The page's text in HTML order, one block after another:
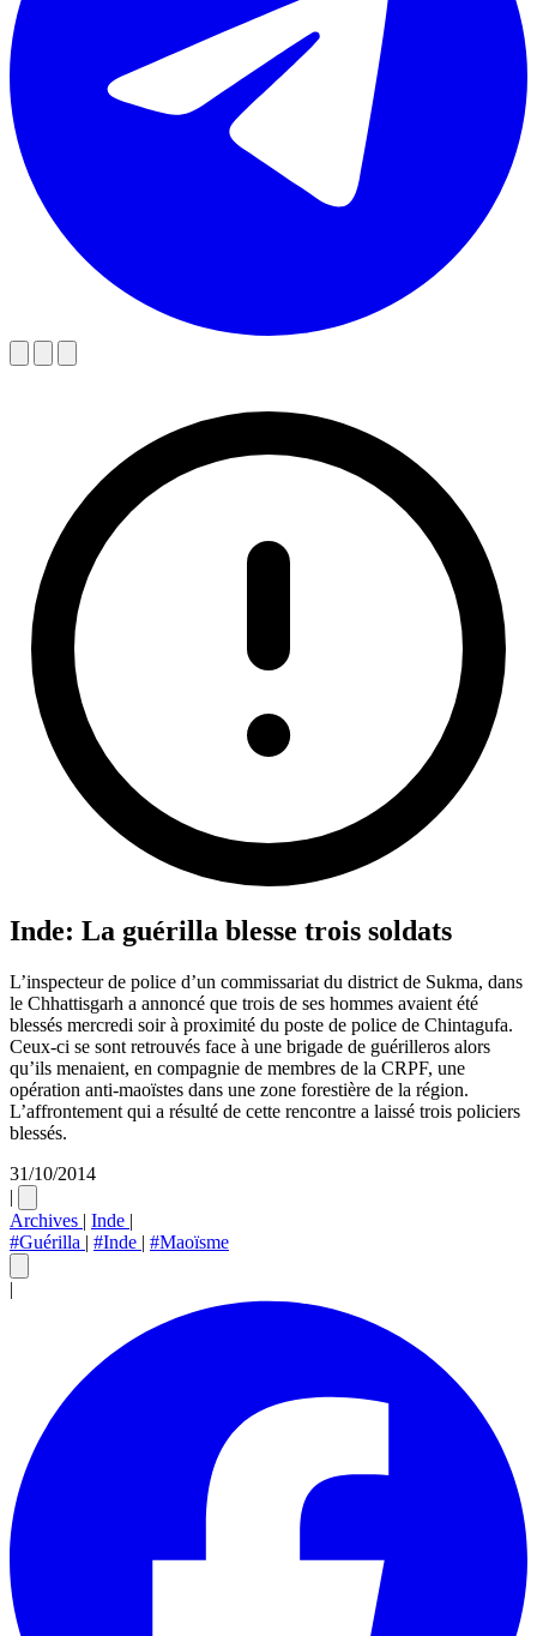
Inde: La guérilla blesse trois soldats
L’inspecteur de police d’un commissariat du district de Sukma, dans
le Chhattisgarh a annoncé que trois de ses hommes avaient été
blessés mercredi soir à proximité du poste de police de Chintagufa.
Ceux-ci se sont retrouvés face à une brigade de guérilleros alors
qu’ils menaient, en compagnie de membres de la CRPF, une
opération anti-maoïstes dans une zone forestière de la région.
L’affrontement qui a résulté de cette rencontre a laissé trois policiers
blessés.
31/10/2014
|
Archives | Inde |
#Guérilla | #Inde | #Maoïsme
|